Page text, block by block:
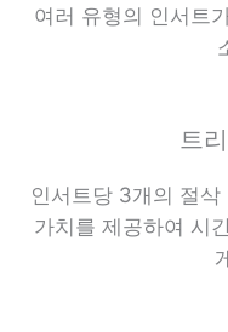
여러 유형의 인서트
트
인서트당 3개의 절
가치를 제공하여 시